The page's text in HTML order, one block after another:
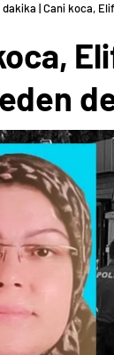
dakika | Cani koca,